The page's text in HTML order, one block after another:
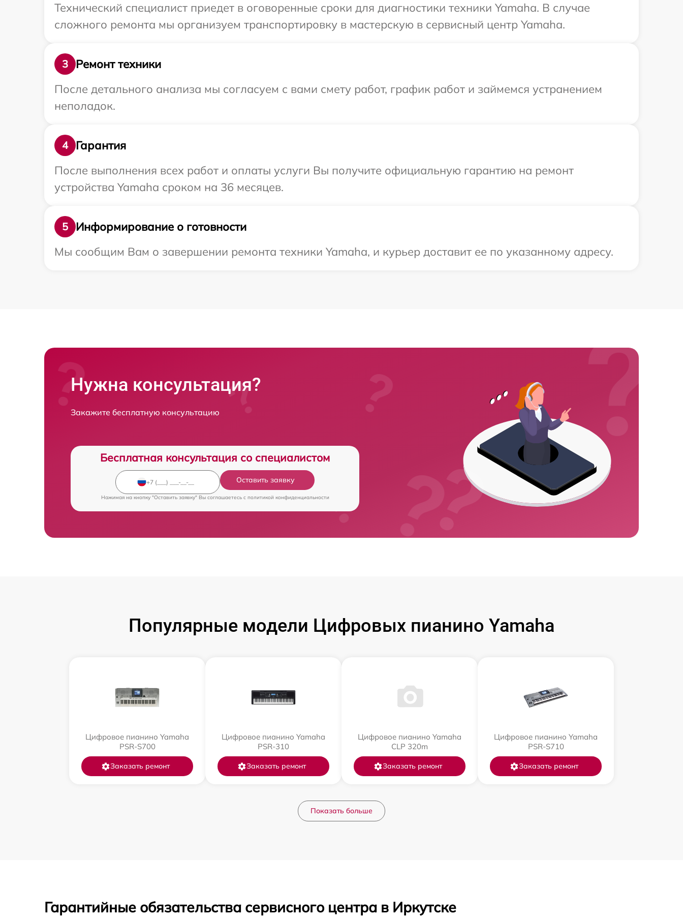
Технический специалист приедет в оговоренные сроки для диагностики техники Yamaha. В случае
сложного ремонта мы организуем транспортировку в мастерскую в сервисный центр Yamaha.
3
Ремонт техники
После детального анализа мы согласуем с вами смету работ, график работ и займемся устранением
неполадок.
4
Гарантия
После выполнения всех работ и оплаты услуги Вы получите официальную гарантию на ремонт
устройства Yamaha сроком на 36 месяцев.
5
Информирование о готовности
Мы сообщим Вам о завершении ремонта техники Yamaha, и курьер доставит ее по указанному адресу.
Нужна консультация?
Закажите бесплатную консультацию
Бесплатная консультация со специалистом
Оставить заявку
Нажимая на кнопку "Оставить заявку" Вы соглашаетесь c политикой конфиденциальности
Популярные модели Цифровых пианино Yamaha
Цифровое пианино Yamaha
PSR-S700
Заказать ремонт
Цифровое пианино Yamaha
PSR-310
Заказать ремонт
Цифровое пианино Yamaha
CLP 320m
Заказать ремонт
Цифровое пианино Yamaha
PSR-S710
Заказать ремонт
Показать больше
Гарантийные обязательства сервисного центра в Иркутске